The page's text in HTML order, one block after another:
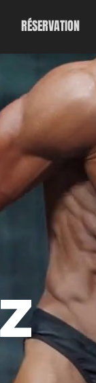
RÉSERVATION